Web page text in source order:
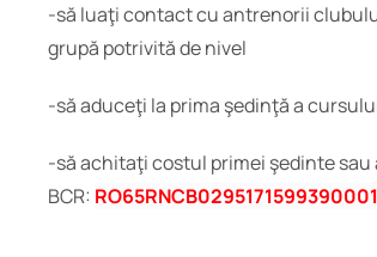
-să luaţi contact cu antrenorii
grupă potrivită de nivel
-să aduceţi la prima şedinţă a
-să achitaţi costul primei şedinte
BCR: